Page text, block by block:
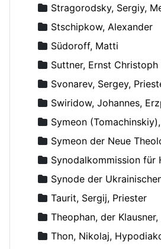
Stragorodsky, Sergiy,
Stschipkow, Alexander
Südoroff, Matti
Suttner, Ernst Christoph
Svonarev, Sergey,
Swiridow, Johannes,
Symeon
Symeon der Neue
Synodalkommission für
Synode der
Taurit, Sergij, Priester
Theophan, der
Thon, Nikolaj,